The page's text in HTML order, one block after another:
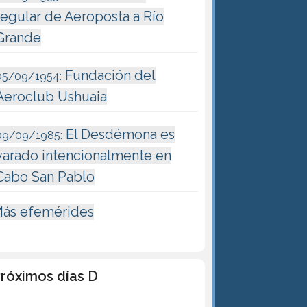
de Aeroposta a Río
09/1954: Fundación del
Ushuaia
09/1985: El Desdémona es
intencionalmente en
San Pablo
efemérides
días D